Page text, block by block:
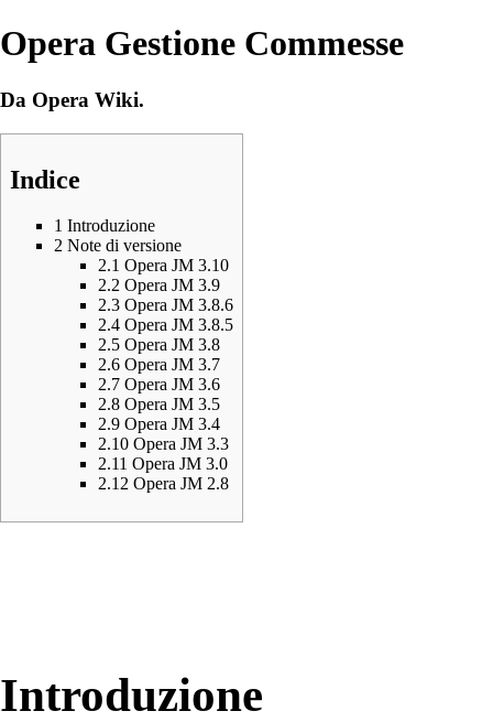
Opera Gestione Commesse
Da Opera Wiki.
Indice
1 Introduzione
2 Note di versione
2.1 Opera JM 3.10
2.2 Opera JM 3.9
2.3 Opera JM 3.8.6
2.4 Opera JM 3.8.5
2.5 Opera JM 3.8
2.6 Opera JM 3.7
2.7 Opera JM 3.6
2.8 Opera JM 3.5
2.9 Opera JM 3.4
2.10 Opera JM 3.3
2.11 Opera JM 3.0
2.12 Opera JM 2.8
Introduzione